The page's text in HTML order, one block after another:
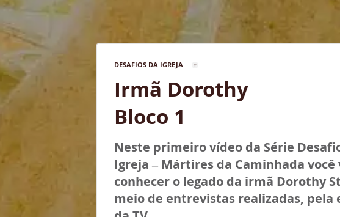
DESAFIOS DA IGREJA
Irmã Dorothy
Bloco 1
Neste primeiro vídeo da Série
Igreja – Mártires da Caminhada você
conhecer o legado da irmã Dorothy
meio de entrevistas realizadas, pela